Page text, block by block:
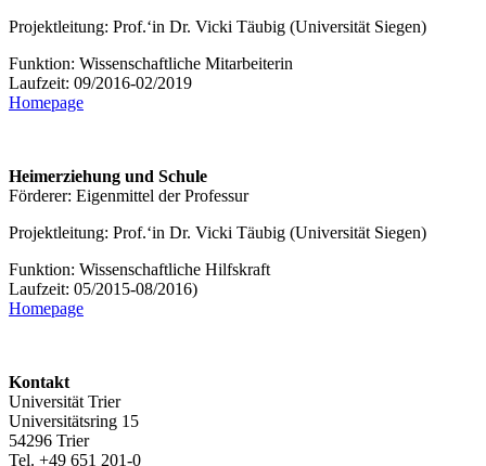
Projektleitung: Prof.‘in Dr. Vicki Täubig (Universität Siegen)
Funktion: Wissenschaftliche Mitarbeiterin
Laufzeit: 09/2016-02/2019
Homepage
Heimerziehung und Schule
Förderer: Eigenmittel der Professur
Projektleitung: Prof.‘in Dr. Vicki Täubig (Universität Siegen)
Funktion: Wissenschaftliche Hilfskraft
Laufzeit: 05/2015-08/2016)
Homepage
Kontakt
Universität Trier
Universitätsring 15
54296 Trier
Tel. +49 651 201-0